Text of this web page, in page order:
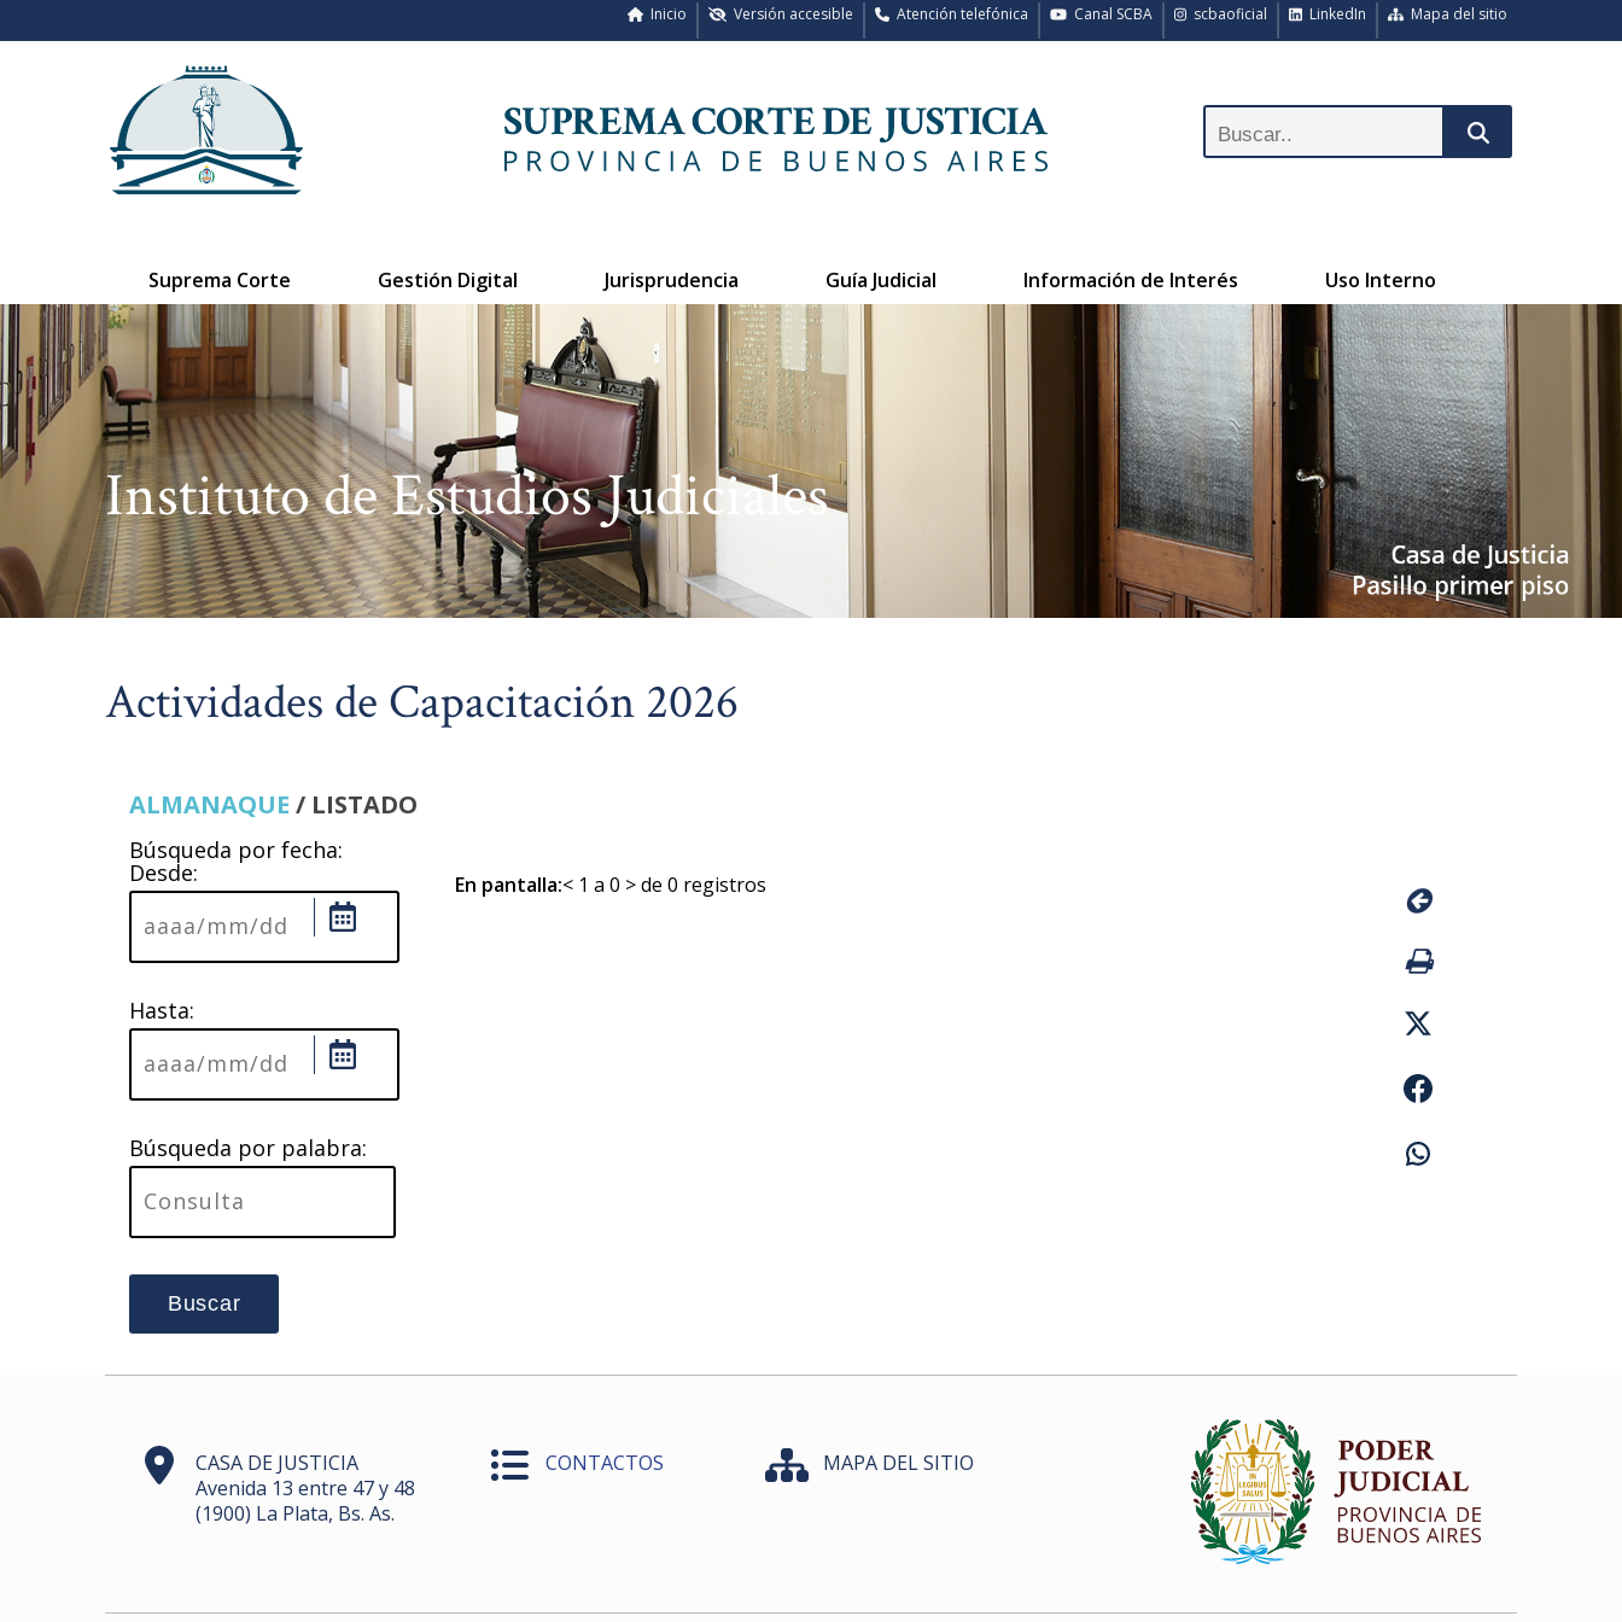
Mapa del sitio
LinkedIn
scbaoficial
Canal SCBA
Atención telefónica
Versión accesible
Inicio
Suprema Corte Gestión Digital Jurisprudencia Guía Judicial Información de Interés Uso Interno
Instituto de Estudios Judiciales
Actividades de Capacitación 2026
ALMANAQUE / LISTADO
Búsqueda por fecha:
Desde:
Hasta:
Búsqueda por palabra:
Buscar
En pantalla:< 1 a 0 > de 0 registros
CASA DE JUSTICIA
Avenida 13 entre 47 y 48
(1900) La Plata, Bs. As.
CONTACTOS MAPA DEL SITIO